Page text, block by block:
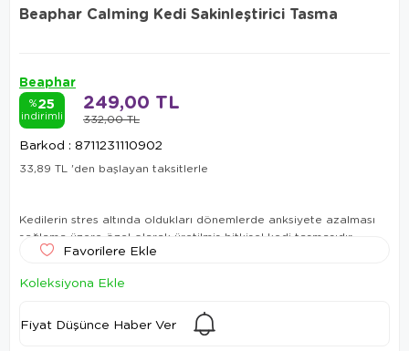
Beaphar Calming Kedi Sakinleştirici Tasma
Beaphar
%25
indirimli 332,00 TL
249,00 TL
Barkod : 8711231110902
33,89 TL 'den başlayan taksitlerle
Kedilerin stres altında oldukları dönemlerde anksiyete azalması
sağlama üzere özel olarak üretilmiş bitkisel kedi tasmasıdır
Favorilere Ekle
Koleksiyona Ekle
Fiyat Düşünce Haber Ver